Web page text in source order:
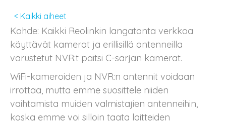
< Kaikki aiheet
Kohde: Kaikki Reolinkin langatonta verkkoa
käyttävät kamerat ja erillisillä antenneilla
varustetut NVR:t paitsi C-sarjan kamerat.
WiFi-kameroiden ja NVR:n antennit voidaan
irrottaa, mutta emme suosittele niiden
vaihtamista muiden valmistajien antenneihin,
koska emme voi silloin taata laitteiden